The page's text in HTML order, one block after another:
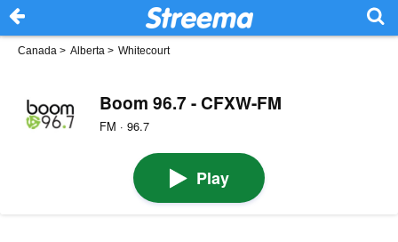
Canada > Alberta > Whitecourt
Boom 96.7 - CFXW-FM
FM · 96.7
Play